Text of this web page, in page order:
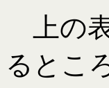
上の
るとこ